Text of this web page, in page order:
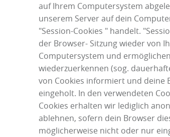
auf Ihrem Computersystem
unserem Server auf dein
"Session-Cookies " handelt.
der Browser- Sitzung wieder von
Computersystem und
wiederzuerkennen (sog.
von Cookies informiert und deine
eingeholt. In den verwendeten
Cookies erhalten wir lediglich
ablehnen, sofern dein Browser
möglicherweise nicht oder nur